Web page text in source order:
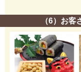
（6）お客